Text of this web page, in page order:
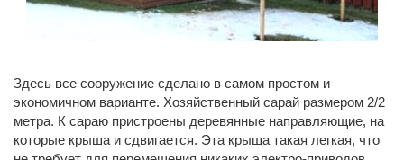
Здесь все сооружение сделано в самом простом и
экономичном варианте. Хозяйственный сарай размером 2/2
метра. К сараю пристроены деревянные направляющие, на
которые крыша и сдвигается. Эта крыша такая легкая, что